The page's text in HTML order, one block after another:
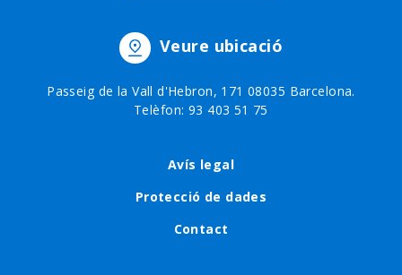
Veure ubicació
Passeig de la Vall d'Hebron, 171 08035 Barcelona.
Telèfon: 93 403 51 75
Avís legal
Protecció de dades
Contact